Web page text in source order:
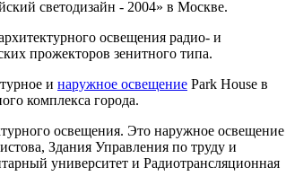
светодизайн - 2004» в Москве.
освещения радио- и
прожекторов зенитного типа.
и наружное освещение Park House в
комплекса города.
освещения. Это наружное освещение
Здания Управления по труду и
университет и Радиотрансляционная